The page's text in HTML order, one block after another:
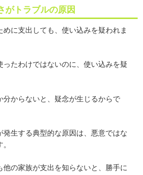
トラブルの原因
に支出しても、使い込みを疑われま
ったわけではないのに、使い込みを疑
分からないと、疑念が生じるからで
生する典型的な原因は、悪意ではな
の家族が支出を知らないと、勝手に